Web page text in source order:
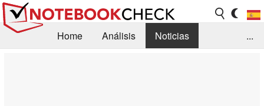
Home Análisis
Noticias
...